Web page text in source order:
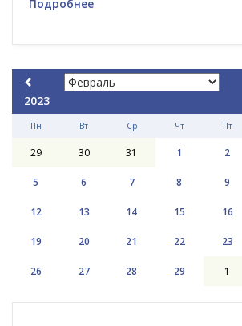
Подробнее
2023
Пн Вт Ср Чт Пт
29 30 31 1 2
5 6 7 8 9
12 13 14 15 16
19 20 21 22 23
26 27 28 29 1